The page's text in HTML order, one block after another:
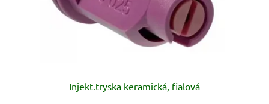
Injekt.tryska keramická, fialová